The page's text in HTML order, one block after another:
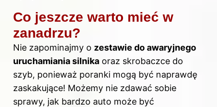
Co jeszcze warto mieć w
zanadrzu?
Nie zapominajmy o zestawie do awaryjnego
uruchamiania silnika oraz skrobaczce do
szyb, ponieważ poranki mogą być naprawdę
zaskakujące! Możemy nie zdawać sobie
sprawy, jak bardzo auto może być